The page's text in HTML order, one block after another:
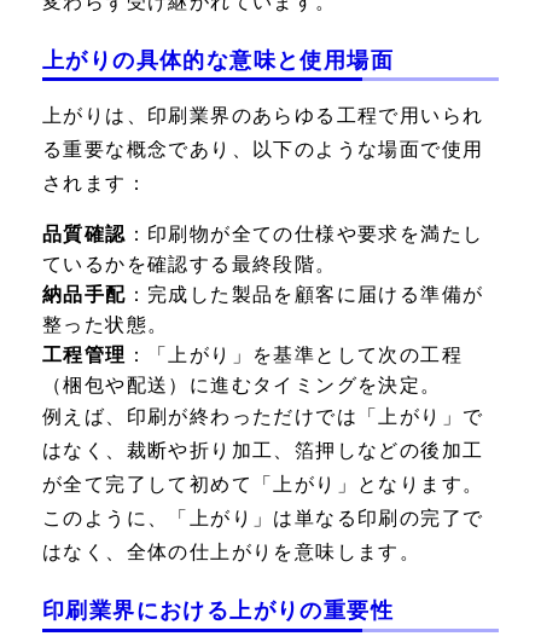
上がりの具体的な意味と使用場面
上がりは、印刷業界のあらゆる工程で用いられ
る重要な概念であり、以下のような場面で使用
されます：
品質確認 ：印刷物が全ての仕様や要求を満たし
ているかを確認する最終段階。
納品手配 ：完成した製品を顧客に届ける準備が
整った状態。
工程管理 ：「上がり」を基準として次の工程
（梱包や配送）に進むタイミングを決定。
例えば、印刷が終わっただけでは「上がり」で
はなく、裁断や折り加工、箔押しなどの後加工
が全て完了して初めて「上がり」となります。
このように、「上がり」は単なる印刷の完了で
はなく、全体の仕上がりを意味します。
印刷業界における上がりの重要性